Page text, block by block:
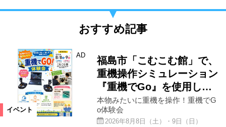
おすすめ記事
イベント
AD
福島市「こむこむ館」で、
重機操作シミュレーション
『重機でGo』を使用し…
本物みたいに重機を操作！重機でG
o体験会
2026年8月8日（土）・9日（日）